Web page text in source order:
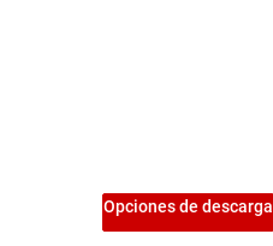
Opciones de descarga